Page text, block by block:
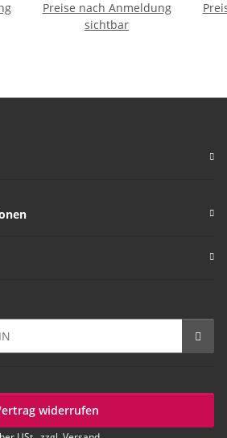
ca. 25 x 15 mm
Preise nach Anmeldung
sichtbar
25
widerrufen